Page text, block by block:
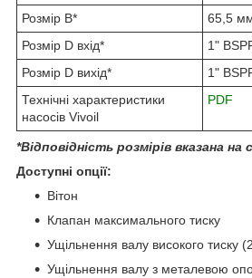
Розмір B*
65,5
Розмір D вхід*
1"
Розмір D вихід*
1"
Технічні характеристики
насосів Vivoil
PDF
*Відповідність розмірів вказана на
Доступні опції:
Вітон
Клапан максимального тиску
Ущільнення валу високого тиску
Ущільнення валу з металевою